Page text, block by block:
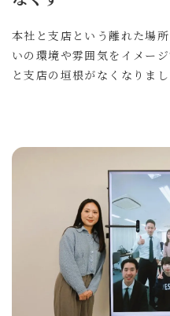
本社と支店という離れた場
いの環境や雰囲気をイメー
と支店の垣根がなくなりま
た。「窓」があると特に会
り取りが、遠隔地の支店と
いを見守っていて、刺激し